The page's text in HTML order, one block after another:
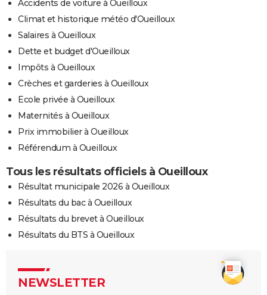
Accidents de voiture à Oueilloux
Climat et historique météo d'Oueilloux
Salaires à Oueilloux
Dette et budget d'Oueilloux
Impôts à Oueilloux
Crèches et garderies à Oueilloux
Ecole privée à Oueilloux
Maternités à Oueilloux
Prix immobilier à Oueilloux
Référendum à Oueilloux
Tous les résultats officiels à Oueilloux
Résultat municipale 2026 à Oueilloux
Résultats du bac à Oueilloux
Résultats du brevet à Oueilloux
Résultats du BTS à Oueilloux
NEWSLETTER